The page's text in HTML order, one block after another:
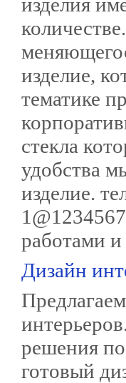
изделие,
тематике
стекла
удобства
изделие.
работами
Дизайн
решения
готовый